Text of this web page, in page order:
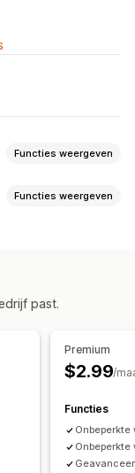
Functies weergeven
Voorraadteller
Voorraadtracking
Functies weergeven
past.
Premium
$2.99/
Functies
Onbeperkte
Onbeperkte